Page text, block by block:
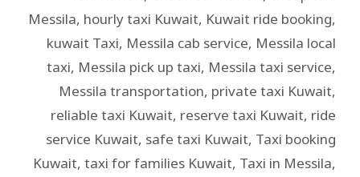
Messila, hourly taxi Kuwait, Kuwait ride booking,
kuwait Taxi, Messila cab service, Messila local
taxi, Messila pick up taxi, Messila taxi service,
Messila transportation, private taxi Kuwait,
reliable taxi Kuwait, reserve taxi Kuwait, ride
service Kuwait, safe taxi Kuwait, Taxi booking
Kuwait, taxi for families Kuwait, Taxi in Messila,